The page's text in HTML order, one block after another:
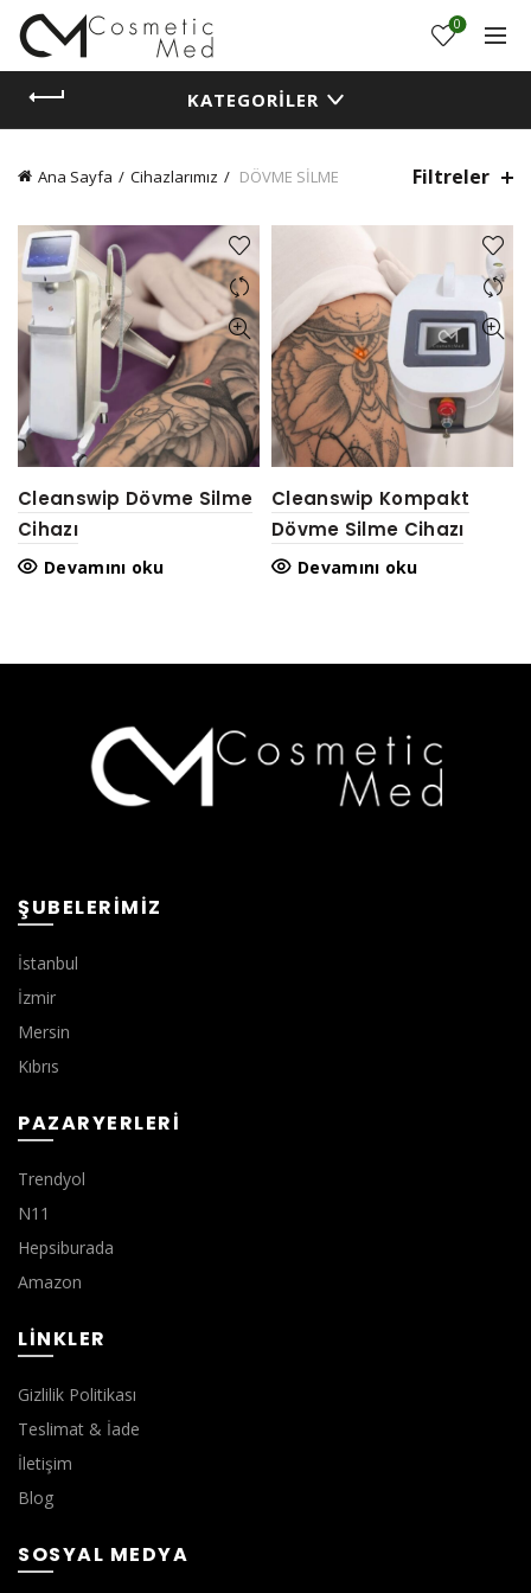
0
KATEGORILER
Ana Sayfa Cihazlarımız DÖVME SİLME Filtreler
Cleanswip Dövme Silme
Cihazı
Devamını oku
Cleanswip Kompakt
Dövme Silme Cihazı
Devamını oku
ŞUBELERIMIZ
İstanbul
İzmir
Mersin
Kıbrıs
PAZARYERLERI
Trendyol
N11
Hepsiburada
Amazon
LINKLER
Gizlilik Politikası
Teslimat & İade
İletişim
Blog
SOSYAL MEDYA